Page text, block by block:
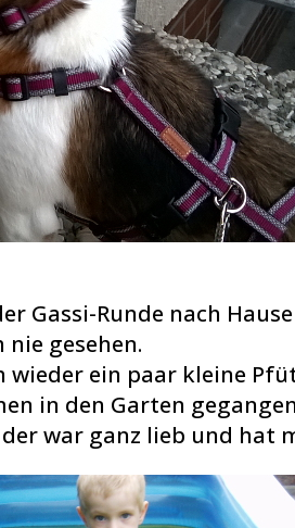
Gassi-Runde nach
gesehen.
wieder ein paar kleine
in den Garten
war ganz lieb und hat